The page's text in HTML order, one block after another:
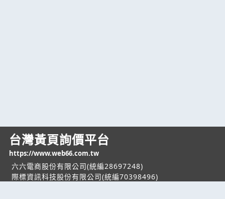
台灣黃頁詢價平台
https://www.web66.com.tw
六六電商股份有限公司(統編28697248)
際標資訊科技股份有限公司(統編70398496)